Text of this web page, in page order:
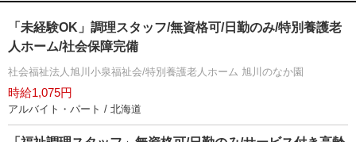
「未経験OK」調理スタッフ/無資格可/日勤のみ/特別養護老
人ホーム/社会保障完備
社会福祉法人旭川小泉福祉会/特別養護老人ホーム 旭川のなか園
時給1,075円
アルバイト・パート / 北海道